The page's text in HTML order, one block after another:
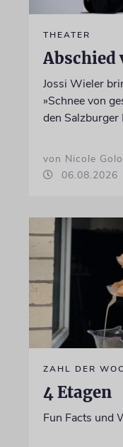
THEATER
Abschied
Jossi Wieler
»Schnee von
den
von Nicole
06.08.2026
ZAHL DER
4 Etagen
Fun Facts und